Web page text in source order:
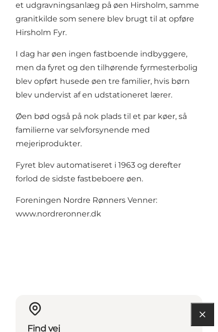
et udgravningsanlæg på øen Hirsholm, samme
granitkilde som senere blev brugt til at opføre
Hirsholm Fyr.
I dag har øen ingen fastboende indbyggere,
men da fyret og den tilhørende fyrmesterbolig
blev opført husede øen tre familier, hvis børn
blev undervist af en udstationeret lærer.
Øen bød også på nok plads til et par køer, så
familierne var selvforsynende med
mejeriprodukter.
Fyret blev automatiseret i 1963 og derefter
forlod de sidste fastbeboere øen.
Foreningen Nordre Rønners Venner:
www.nordreronner.dk
Find vej